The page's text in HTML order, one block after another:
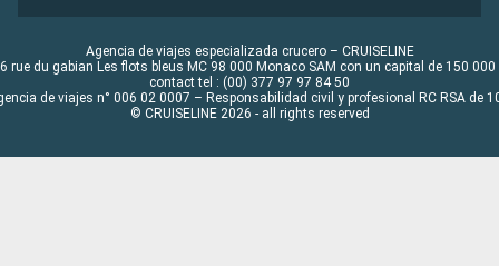
Agencia de viajes especializada crucero – CRUISELINE
rue du gabian Les flots bleus MC 98 000 Monaco SAM con un capital de 150 000
contact tel : (00) 377 97 97 84 50
de viajes n° 006 02 0007 – Responsabilidad civil y profesional RC RSA de
© CRUISELINE 2026 - all rights reserved